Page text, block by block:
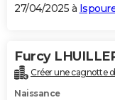
27/04/2025 à
Furcy
Créer une cagnotte
Naissance